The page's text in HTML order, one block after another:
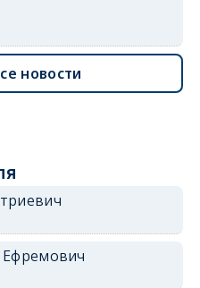
новости